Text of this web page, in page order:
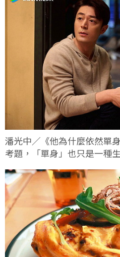
潘光中／《他為什麼依然單
考題，「單身」也只是一種